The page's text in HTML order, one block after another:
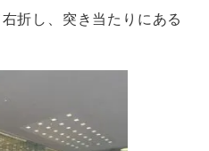
折し、突き当たりにある